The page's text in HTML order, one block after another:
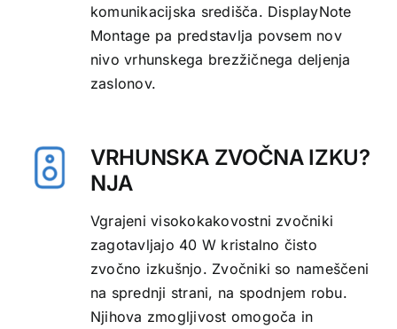
komunikacijska središča. DisplayNote
Montage pa predstavlja povsem nov
nivo vrhunskega brezžičnega deljenja
zaslonov.
VRHUNSKA ZVOČNA IZKU?
NJA
Vgrajeni visokokakovostni zvočniki
zagotavljajo 40 W kristalno čisto
zvočno izkušnjo. Zvočniki so nameščeni
na sprednji strani, na spodnjem robu.
Njihova zmogljivost omogoča in